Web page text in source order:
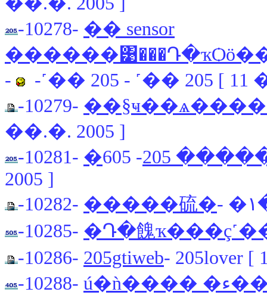
-10278- �� sensor
-
-˹�� 205 - ˹�� 205 [ 11
-10279-
��.�. 2005 ]
-10281-
205
- 605 Extreme [ 11 ��.�.
2005 ]
-10282- �����硫�
]
-10285- �Դ�餽
-10286- 205gtiweb- 205lover
-10288- ú�ǹ���� �ء����Ѻ 405gr